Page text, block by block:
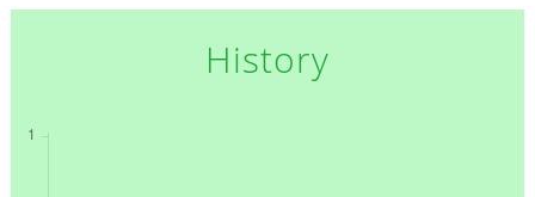
History